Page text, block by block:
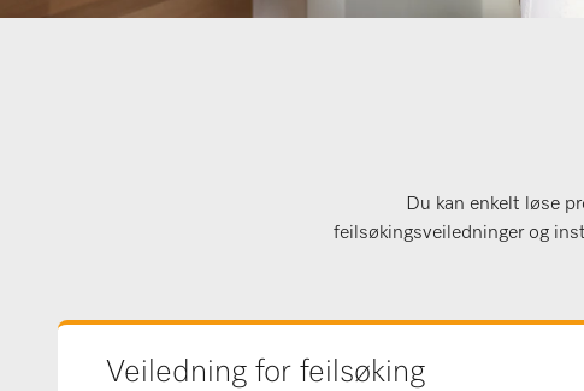
Du kan enkelt løse
feilsøkingsveiledninger og
Veiledning for feilsøking